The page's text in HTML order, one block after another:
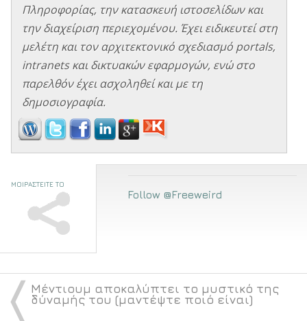
Πληροφορίας, την κατασκευή ιστοσελίδων και
την διαχείριση περιεχομένου. Έχει ειδικευτεί στη
μελέτη και τον αρχιτεκτονικό σχεδιασμό portals,
intranets και δικτυακών εφαρμογών, ενώ στο
παρελθόν έχει ασχοληθεί και με τη
δημοσιογραφία.
ΜΟΙΡΑΣΤΕΙΤΕ ΤΟ
Follow @Freeweird
〈 Μέντιουμ αποκαλύπτει το μυστικό της
δύναμής του (μαντέψτε ποιό είναι)